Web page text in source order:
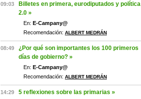
09:03
Billetes en primera, eurodiputados y política
2.0 »
En: E-Campany@
Recomendación: ALBERT MEDRÁN
08:49
¿Por qué son importantes los 100 primeros
días de gobierno? »
En: E-Campany@
Recomendación: ALBERT MEDRÁN
14:29 5 reflexiones sobre las primarias »